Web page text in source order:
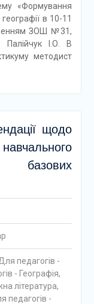
«Формування
в 10-11
ЗОШ №31,
І.О. В
методист
щодо
базових
педагогів -
- Географія,
література,
педагогів -